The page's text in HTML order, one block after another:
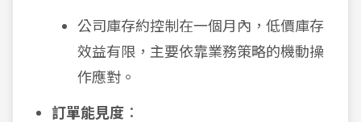
公司庫存約控制在一個月內，低價庫存
效益有限，主要依靠業務策略的機動操
作應對。
訂單能見度 ：